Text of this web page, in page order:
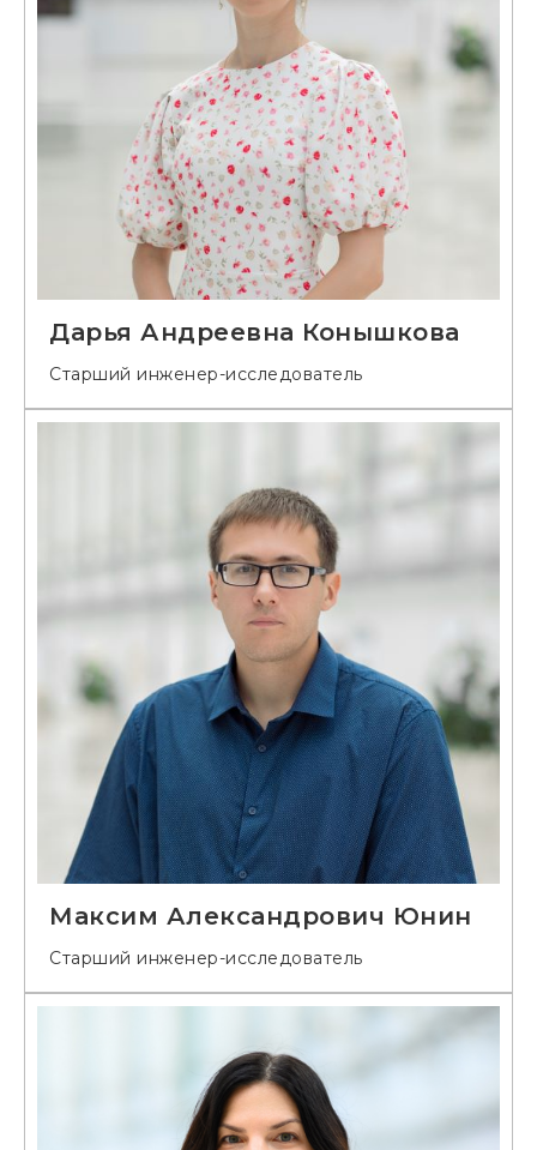
Дарья Андреевна Конышкова
Старший инженер-исследователь
Максим Александрович Юнин
Старший инженер-исследователь